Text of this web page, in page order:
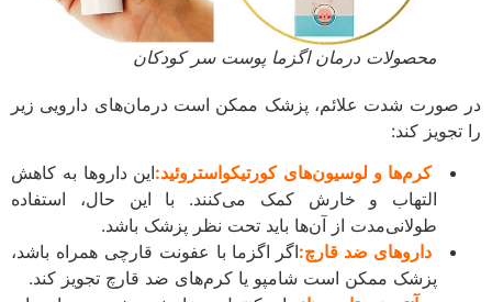
محصولات درمان اگزما پوست سر کودکان
در صورت شدت علائم، پزشک ممکن است درمان‌های دارویی زیر
را تجویز کند:
کرم‌ها و لوسیون‌های کورتیکواستروئید:این داروها به کاهش
التهاب و خارش کمک می‌کنند. با این حال، استفاده
طولانی‌مدت از آن‌ها باید تحت نظر پزشک باشد.
داروهای ضد قارچ:اگر اگزما با عفونت قارچی همراه باشد،
پزشک ممکن است شامپو یا کرم‌های ضد قارچ تجویز کند.